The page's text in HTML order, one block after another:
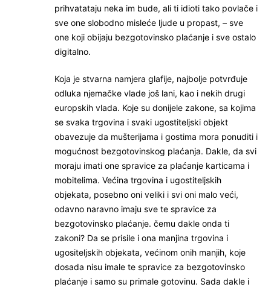
prihvatataju neka im bude, ali ti idioti tako povlače i
sve one slobodno misleće ljude u propast, – sve
one koji obijaju bezgotovinsko plaćanje i sve ostalo
digitalno.
Koja je stvarna namjera glafije, najbolje potvrđuje
odluka njemačke vlade još lani, kao i nekih drugi
europskih vlada. Koje su donijele zakone, sa kojima
se svaka trgovina i svaki ugostiteljski objekt
obavezuje da mušterijama i gostima mora ponuditi i
mogućnost bezgotovinskog plaćanja. Dakle, da svi
moraju imati one spravice za plaćanje karticama i
mobitelima. Većina trgovina i ugostiteljskih
objekata, posebno oni veliki i svi oni malo veći,
odavno naravno imaju sve te spravice za
bezgotovinsko plaćanje. čemu dakle onda ti
zakoni? Da se prisile i ona manjina trgovina i
ugositeljskih objekata, većinom onih manjih, koje
dosada nisu imale te spravice za bezgotovinsko
plaćanje i samo su primale gotovinu. Sada dakle i